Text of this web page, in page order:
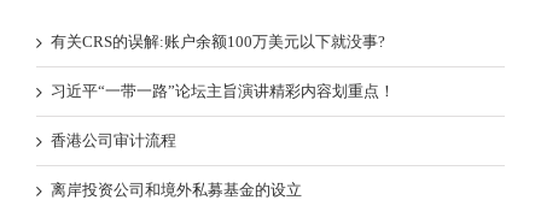
有关CRS的误解:账户余额100万美元以下就没事?
习近平“一带一路”论坛主旨演讲精彩内容划重点！
香港公司审计流程
离岸投资公司和境外私募基金的设立